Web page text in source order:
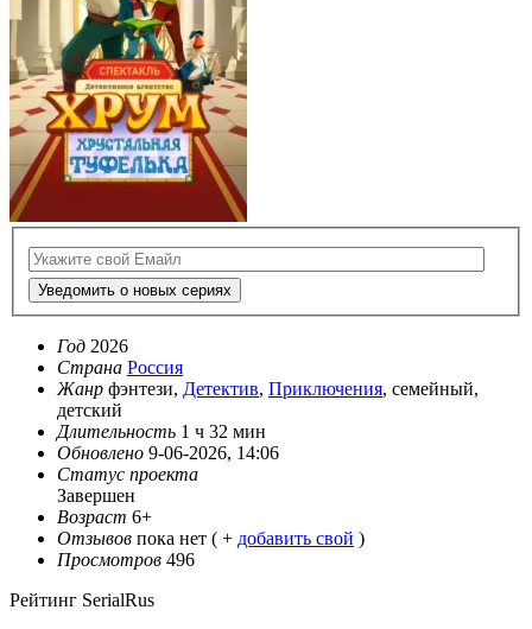
Уведомить о новых сериях
Год 2026
Страна Россия
Жанр фэнтези, Детектив, Приключения, семейный,
детский
Длительность 1 ч 32 мин
Обновлено 9-06-2026, 14:06
Статус проекта
Завершен
Возраст 6+
Отзывов пока нет ( + добавить свой )
Просмотров 496
Рейтинг SerialRus